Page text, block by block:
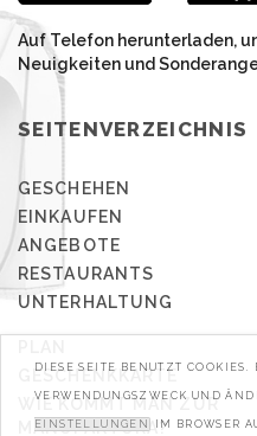
Auf Telefon herunterladen,
Neuigkeiten und
SEITENVERZEICHNIS
GESCHEHEN
EINKAUFEN
ANGEBOTE
RESTAURANTS
UNTERHALTUNG
GESCHENKKARTE
WIE KOMMT MAN ZUR
MANUFAKTURA?
DIESE SEITE BENUTZT COOKIES.
VERWENDUNGSZWECK UND
EINSTELLUNGEN IM BROWSER